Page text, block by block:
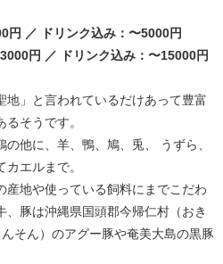
円 ／ ドリンク込み：〜5000円
円 ／ ドリンク込み：〜15000円
地」と言われているだけあって豊富
そうです。
他に、羊、鴨、鳩、兎、 うずら、
エルまで。
産地や使っている飼料にまでこだわ
、豚は沖縄県国頭郡今帰仁村（おき
そん）のアグー豚や奄美大島の黒豚